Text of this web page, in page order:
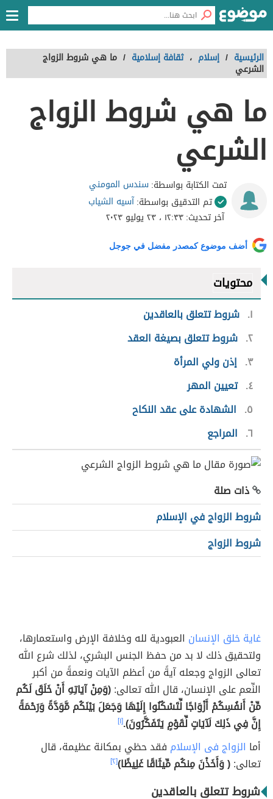
الرئيسية / إسلام ، ثقافة إسلامية / ما هي شروط الزواج
الشرعي
ما هي شروط الزواج
الشرعي
تمت الكتابة بواسطة:سندس المومني
تم التدقيق بواسطة:آسيه الشياب
آخر تحديث:١٢:٣٣ ، ٢٣ يوليو ٢٠٢٣
أضف موضوع كمصدر مفضل في جوجل
محتويات
١ شروط تتعلق بالعاقدين
٢ شروط تتعلق بصيغة العقد
٣ إذن ولي المرأة
٤ تعيين المهر
٥
الشهادة على عقد النكاح
٦ المراجع
ذات صلة
شروط الزواج في الإسلام
شروط الزواج
غاية خلق الإنسان العبودية لله وخلافة الإرض واستعمارها،
ولتحقيق ذلك لا بد من حفظ الجنس البشري، لذلك شرع الله
تعالى الزواج وجعله آيةً من أعظم الآيات ونعمةً من أكبر
النِّعم على الإنسان، قال الله تعالى:(وَمِنْ آيَاتِهِ أَنْ خَلَقَ لَكُم
مِّنْ أَنفُسِكُمْ أَزْوَاجًا لِّتَسْكُنُوا إِلَيْهَا وَجَعَلَ بَيْنَكُم مَّوَدَّةً وَرَحْمَةً
إِنَّ فِي ذَلِكَ لَآيَاتٍ لِّقَوْمٍ يَتَفَكَّرُونَ).[١]
أما الزواج فى الإسلام فقد حظي بمكانة عظيمة، قال
تعالى:( وَأَخَذْنَ مِنكُم مِّيثَاقًا غَلِيظًا)[٢]
شروط تتعلق بالعاقدين